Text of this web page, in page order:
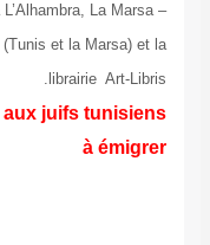
salle de cinéma L’Alhambra,
Al Kitab (Tunis et la
d’Israël aux juifs